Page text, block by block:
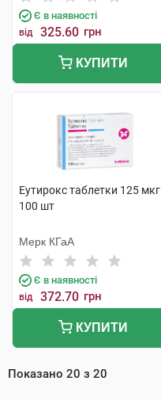
Є в наявності
від 325.60 грн
КУПИТИ
Еутирокс таблетки 125 мкг
100 шт
Мерк КГаА
Є в наявності
від 372.70 грн
КУПИТИ
Показано 20 з 20